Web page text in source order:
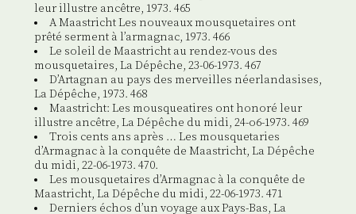
leur illustre ancêtre, 1973. 465
A Maastricht Les nouveaux mousquetaires ont
prêté serment à l’armagnac, 1973. 466
Le soleil de Maastricht au rendez-vous des
mousquetaires, La Dépêche, 23-06-1973. 467
D’Artagnan au pays des merveilles néerlandasises,
La Dépêche, 1973. 468
Maastricht: Les mousqueatires ont honoré leur
illustre ancêtre, La Dépêche du midi, 24-o6-1973. 469
Trois cents ans après … Les mousquetaries
d’Armagnac à la conquête de Maastricht, La Dépêche
du midi, 22-06-1973. 470.
Les mousquetaires d’Armagnac à la conquête de
Maastricht, La Dépêche du midi, 22-06-1973. 471
Derniers échos d’un voyage aux Pays-Bas, La